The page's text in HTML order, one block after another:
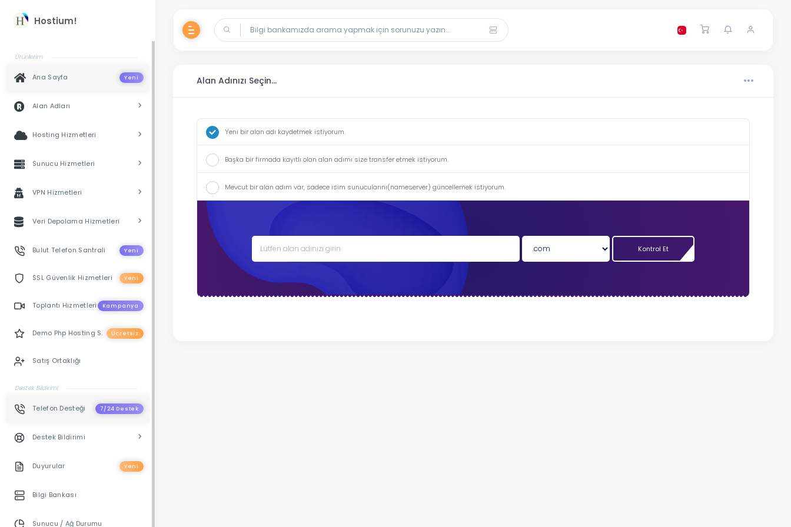
Hostium!
Ürünlerim
Ana Sayfa Yeni
Alan Adları
Hosting Hizmetleri
Sunucu Hizmetleri
VPN Hizmetleri
Veri Depolama Hizmetleri
Bulut Telefon Santrali Yeni
SSL Güvenlik Hizmetleri Yeni
Toplantı Hizmetleri Kampanya
Demo Php Hosting S. Ücretsiz
Satış Ortaklığı
Destek Bildirimi
Telefon Desteği 7/24 Destek
Destek Bildirimi
Duyurular Yeni
Bilgi Bankası
Sunucu / Ağ Durumu
Alan Adınızı Seçin...
Yeni bir alan adı kaydetmek istiyorum.
Başka bir firmada kayıtlı olan alan adımı size transfer etmek istiyorum.
Mevcut bir alan adım var, sadece isim sunucularını(nameserver) güncellemek istiyorum.
Kontrol Et